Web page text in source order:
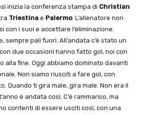
inizia la conferenza stampa di Christian
Triestina e Palermo. L’allenatore non
con i suoi e accettare l’eliminazione.
sempre pali fuori. All’andata c’è stato un
due occasioni hanno fatto gol, noi con
alla fine. Oggi abbiamo dominato davanti
Non siamo riusciti a fare gol, con
Quando ti gira male, gira male. Non era il
è andata così. C’è rammarico, ma
contenti di essere usciti così, con una